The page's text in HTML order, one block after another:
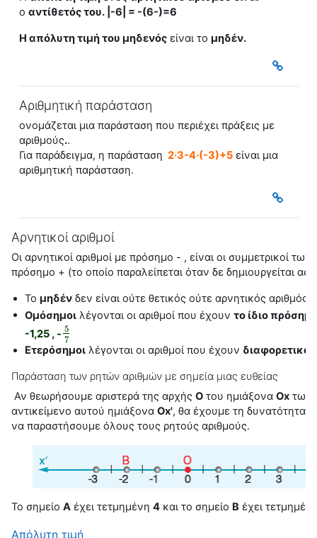
ο αντίθετός του. |-6| = -(6-)=6
H απόλυτη τιμήτου μηδενόςείναι το μηδέν.
Αριθμητική παράσταση
ονομάζεται μια παράσταση που περιέχει πράξεις με
αριθμούς..
Για παράδειγμα, η παράσταση 2·3-4·(-3)+5είναι μια
αριθμητική παράσταση.
Αρνητικοί αριθμοί
Οι αρνητικοί αριθμοί με πρόσημο - , είναι οι συμμετρικοί
πρόσημο + (το οποίο παραλείπεται όταν δε δημιουργείται
Τομηδέν δεν είναι ούτε θετικός ούτε αρνητικός αριθμός
Ομόσημοι λέγονται οι αριθμοί που έχουντο ίδιο
-1,25 , - 5
7
57
Ετερόσημοι λέγονται οι αριθμοί που έχουν διαφορετικό
Παράσταση των ρητών αριθμών με σημεία μιας ευθείας
Αν θεωρήσουμε αριστερά της αρχής Ο του ημιάξονα Οx των
αντικείμενο αυτού ημιάξονα Οx', θα έχουμε τη δυνατότητα,
να παραστήσουμε όλους τους ρητούς αριθμούς.
Το σημείο Α έχει τετμημένη 4 και το σημείο Β έχει
Απόλυτη τιμή